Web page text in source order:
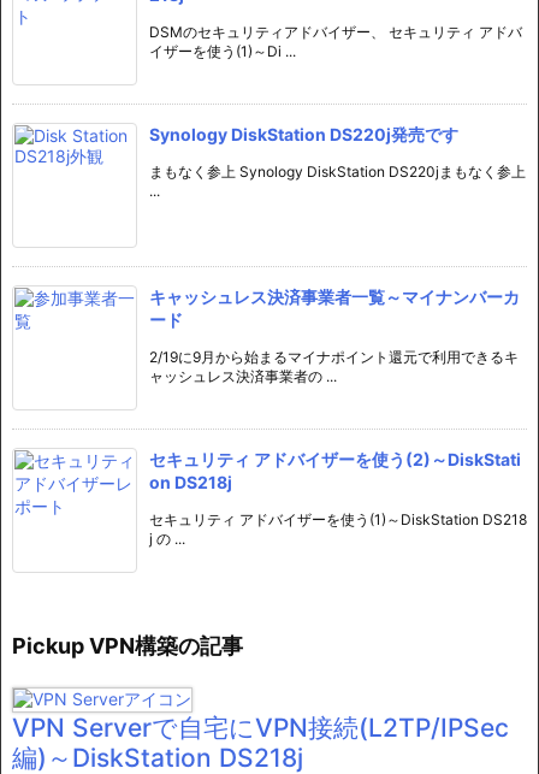
DSMのセキュリティアドバイザー、 セキュリティ アドバ
イザーを使う(1)～Di ...
Synology DiskStation DS220j発売です
まもなく参上 Synology DiskStation DS220jまもなく参上
...
キャッシュレス決済事業者一覧～マイナンバーカ
ード
2/19に9月から始まるマイナポイント還元で利用できるキ
ャッシュレス決済事業者の ...
セキュリティ アドバイザーを使う(2)～DiskStati
on DS218j
セキュリティ アドバイザーを使う(1)～DiskStation DS218
j の ...
Pickup VPN構築の記事
VPN Serverで自宅にVPN接続(L2TP/IPSec
編)～DiskStation DS218j